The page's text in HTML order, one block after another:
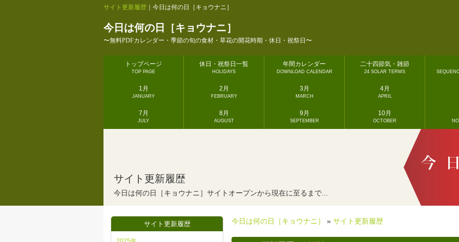
サイト更新履歴 ｜今日は何の日［キョウナニ］
今日は何の日［キョウナニ］
〜無料PDFカレンダー・季節の旬の食材・草花の開花時期・休日・祝祭日〜
トップページ
TOP PAGE
休日・祝祭日一覧
HOLIDAYS
年間カレンダー
DOWNLOAD CALENDAR
二十四節気・雑節
24 SOLAR TERMS
1月
JANUARY
2月
FEBRUARY
3月
MARCH
4月
APRIL
7月
JULY
8月
AUGUST
9月
SEPTEMBER
10月
OCTOBER
サイト更新履歴
今日は何の日［キョウナニ］サイトオープンから現在に至るまで...
今日は何の日［キョウナニ］ » サイト更新履歴
サイト更新履歴